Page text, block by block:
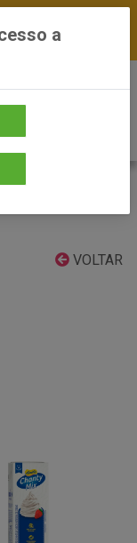
em até 24h
VOLTAR
a